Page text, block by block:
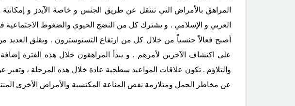
المراهق بالأمراض التي تنتقل عن طريق الجنس و خاصة الآيدز و
العربي و الإسلامي . و يشترك كل من النضج الحيوي والضغوط الاجتماعية
أصبح فعالاً جنسياً من خلال كل من ارتفاع التستوسترون . ويقلق
على اكتشاف الآخرين لأمرهم . و يبدأ المراهقون خلال هذه الفترة
والتلاؤم . تكون علاقات المواعيد سطحية عادة خلال هذه المرحلة ، وتعبر
عن مخاطر الحمل ومتلازمة نقص المناعة المكتسبة والأمراض الأخرى